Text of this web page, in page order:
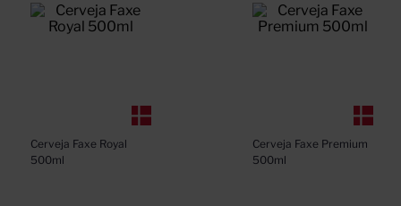
Cerveja Faxe Royal
500ml
Cerveja Faxe Premium
500ml